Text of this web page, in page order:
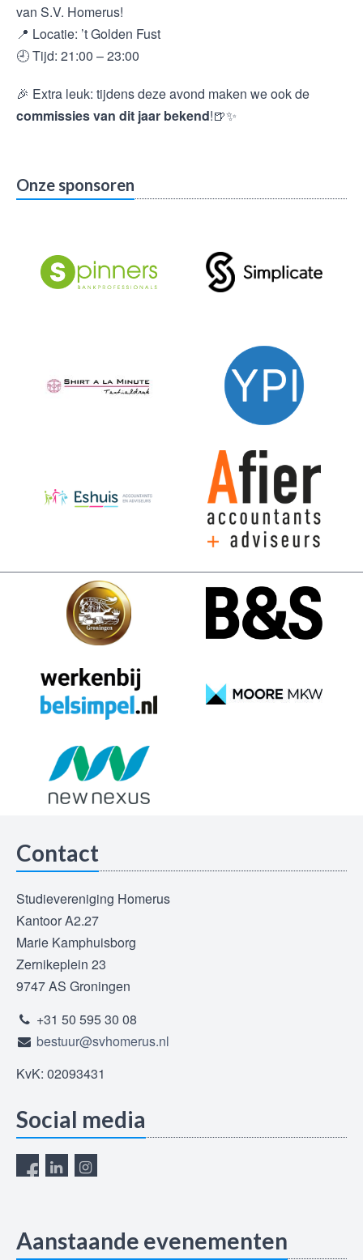
van S.V. Homerus!
📍 Locatie: ’t Golden Fust
🕘 Tijd: 21:00 – 23:00
🎉 Extra leuk: tijdens deze avond maken we ook de
commissies van dit jaar bekend!🍺✨
Onze sponsoren
Contact
Studievereniging Homerus
Kantoor A2.27
Marie Kamphuisborg
Zernikeplein 23
9747 AS Groningen
+31 50 595 30 08
bestuur@svhomerus.nl
KvK: 02093431
Social media
Aanstaande evenementen